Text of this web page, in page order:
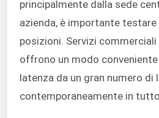
principalmente dalla sede
azienda, è importante
posizioni. Servizi
offrono un modo
latenza da un gran numero di
contemporaneamente in